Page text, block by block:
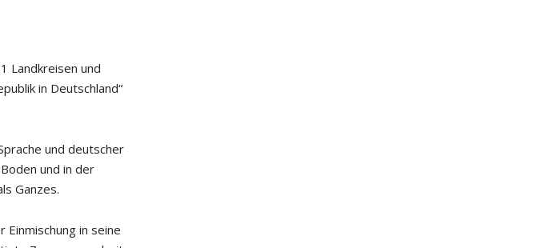
Landkreisen und
in Deutschland“
und deutscher
und in der
Ganzes.
in seine